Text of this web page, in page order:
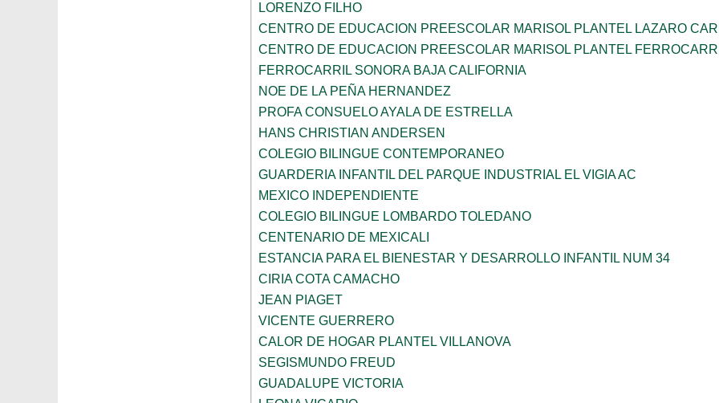
LORENZO FILHO
CENTRO DE EDUCACION PREESCOLAR MARISOL PLANTEL LAZARO
CENTRO DE EDUCACION PREESCOLAR MARISOL PLANTEL
FERROCARRIL SONORA BAJA CALIFORNIA
NOE DE LA PEÑA HERNANDEZ
PROFA CONSUELO AYALA DE ESTRELLA
HANS CHRISTIAN ANDERSEN
COLEGIO BILINGUE CONTEMPORANEO
GUARDERIA INFANTIL DEL PARQUE INDUSTRIAL EL VIGIA AC
MEXICO INDEPENDIENTE
COLEGIO BILINGUE LOMBARDO TOLEDANO
CENTENARIO DE MEXICALI
ESTANCIA PARA EL BIENESTAR Y DESARROLLO INFANTIL NUM 34
CIRIA COTA CAMACHO
JEAN PIAGET
VICENTE GUERRERO
CALOR DE HOGAR PLANTEL VILLANOVA
SEGISMUNDO FREUD
GUADALUPE VICTORIA